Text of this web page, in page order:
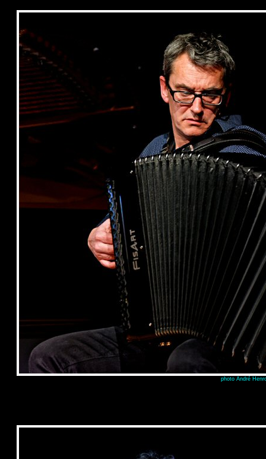
photo André